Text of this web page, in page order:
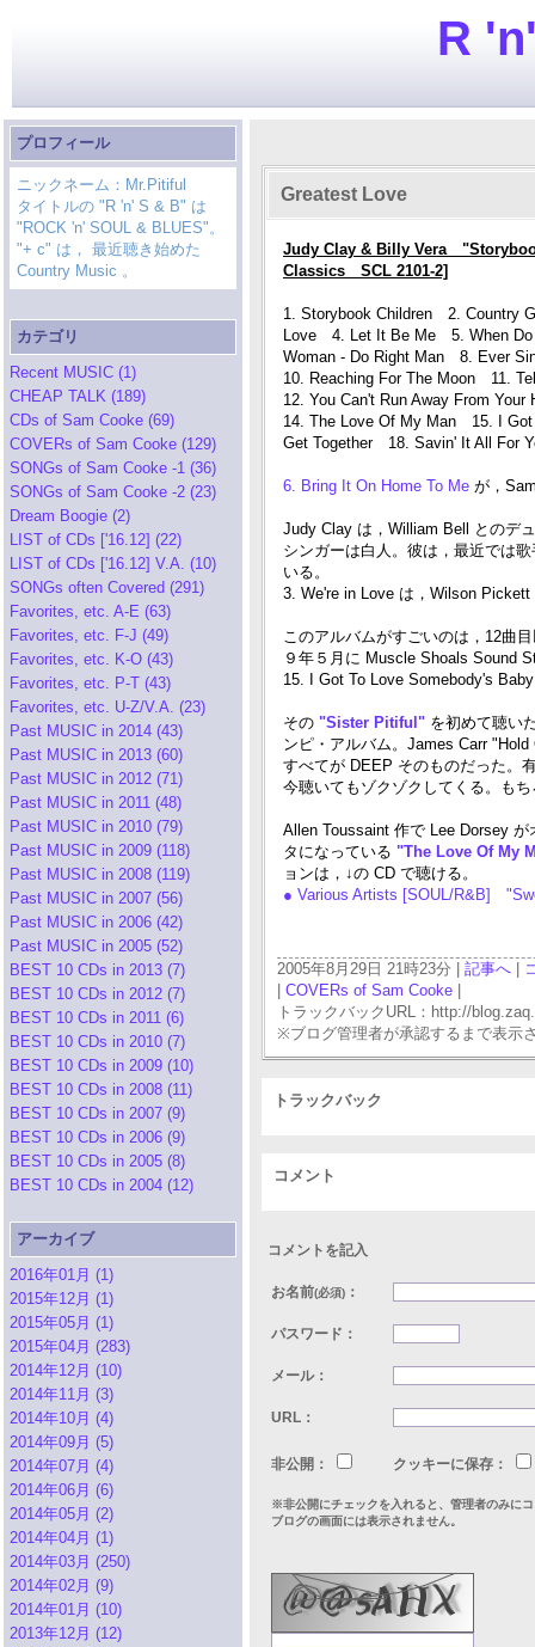
R
プロフィール
ニックネーム：Mr.Pitiful
タイトルの "R 'n' S & B" は
"ROCK 'n' SOUL & BLUES"。
"+ c" は， 最近聴き始めた
Country Music 。
カテゴリ
Recent MUSIC (1)
CHEAP TALK (189)
CDs of Sam Cooke (69)
COVERs of Sam Cooke (129)
SONGs of Sam Cooke -1 (36)
SONGs of Sam Cooke -2 (23)
Dream Boogie (2)
LIST of CDs ['16.12] (22)
LIST of CDs ['16.12] V.A. (10)
SONGs often Covered (291)
Favorites, etc. A-E (63)
Favorites, etc. F-J (49)
Favorites, etc. K-O (43)
Favorites, etc. P-T (43)
Favorites, etc. U-Z/V.A. (23)
Past MUSIC in 2014 (43)
Past MUSIC in 2013 (60)
Past MUSIC in 2012 (71)
Past MUSIC in 2011 (48)
Past MUSIC in 2010 (79)
Past MUSIC in 2009 (118)
Past MUSIC in 2008 (119)
Past MUSIC in 2007 (56)
Past MUSIC in 2006 (42)
Past MUSIC in 2005 (52)
BEST 10 CDs in 2013 (7)
BEST 10 CDs in 2012 (7)
BEST 10 CDs in 2011 (6)
BEST 10 CDs in 2010 (7)
BEST 10 CDs in 2009 (10)
BEST 10 CDs in 2008 (11)
BEST 10 CDs in 2007 (9)
BEST 10 CDs in 2006 (9)
BEST 10 CDs in 2005 (8)
BEST 10 CDs in 2004 (12)
アーカイブ
2016年01月 (1)
2015年12月 (1)
2015年05月 (1)
2015年04月 (283)
2014年12月 (10)
2014年11月 (3)
2014年10月 (4)
2014年09月 (5)
2014年07月 (4)
2014年06月 (6)
2014年05月 (2)
2014年04月 (1)
2014年03月 (250)
2014年02月 (9)
2014年01月 (10)
2013年12月 (12)
Greatest Love
Judy Clay & Billy Vera
Classics SCL 2101-2]
1. Storybook Children 2. Country
Love 4. Let It Be Me 5. When
Woman - Do Right Man 8. Ever
10. Reaching For The Moon 11.
12. You Can't Run Away From
14. The Love Of My Man 15. I
Get Together 18. Savin' It All For
6. Bring It On Home To Me が，
Judy Clay は，William Bell とのデ
シンガーは白人。彼は，最近では
いる。
3. We're in Love は，Wilson
このアルバムがすごいのは，12曲
９年５月に Muscle Shoals Sound
15. I Got To Love Somebody's
その "Sister Pitiful" を初めて聴い
ンピ・アルバム。James Carr
すべてが DEEP そのものだった。
今聴いてもゾクゾクしてくる。も
Allen Toussaint 作で Lee Dorsey
タになっている "The Love Of My
ョンは，↓の CD で聴ける。
● Various Artists [SOUL/R&B]
2005年8月29日 21時23分 | 記事へ
COVERs of Sam Cooke
トラックバックURL：http://
※ブログ管理者が承認するまで表示
トラックバック
コメント
コメントを記入
お名前(必須) ：
パスワード：
メール：
URL：
非公開： クッキーに保存：
※非公開にチェックを入れると、管理者のみに
ブログの画面には表示されません。